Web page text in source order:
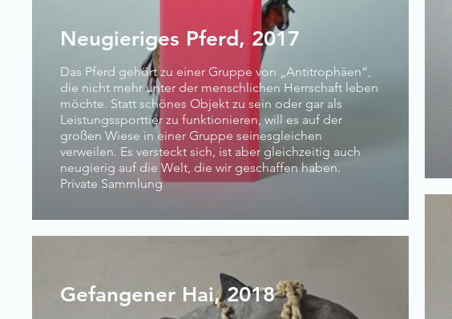
Neugieriges Pferd, 2017
Das Pferd gehört zu einer Gruppe von „Antitrophäen“,
die nicht mehr unter der menschlichen Herrschaft leben
möchte. Statt schönes Objekt zu sein oder gar als
Leistungssporttier zu funktionieren, will es auf der
großen Wiese in einer Gruppe seinesgleichen
verweilen. Es versteckt sich, ist aber gleichzeitig auch
neugierig auf die Welt, die wir geschaffen haben.
Private Sammlung
Gefangener Hai, 2018